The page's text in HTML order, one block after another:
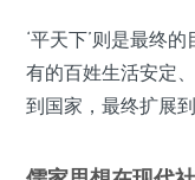
‘平天下’则是最终
有的百姓生活安定
到国家，最终扩展